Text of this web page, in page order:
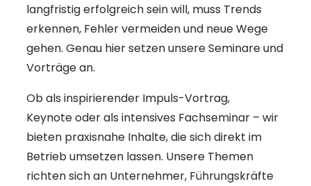
langfristig erfolgreich sein will, muss Trends
erkennen, Fehler vermeiden und neue Wege
gehen. Genau hier setzen unsereSeminare und
Vorträgean.
Ob als inspirierender Impuls-Vortrag,
Keynote oder als intensives Fachseminar – wir
bieten praxisnahe Inhalte, die sich direkt im
Betrieb umsetzen lassen. Unsere Themen
richten sich an Unternehmer, Führungskräfte